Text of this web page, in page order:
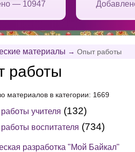
— 10947
материалы → Опыт работы
работы
материалов в категории: 1669
учителя (132)
воспитателя (734)
разработка "Мой Байкал"